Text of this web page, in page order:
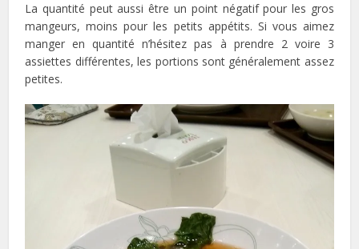
La quantité peut aussi être un point négatif pour les gros
mangeurs, moins pour les petits appétits. Si vous aimez
manger en quantité n’hésitez pas à prendre 2 voire 3
assiettes différentes, les portions sont généralement assez
petites.